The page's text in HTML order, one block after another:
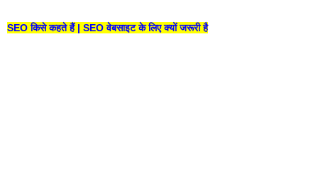
SEO किसे कहते हैं | SEO वेबसाइट के लिए क्यों जरूरी है